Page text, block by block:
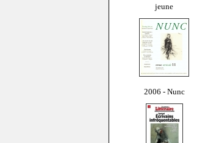
jeune
2006 - Nunc